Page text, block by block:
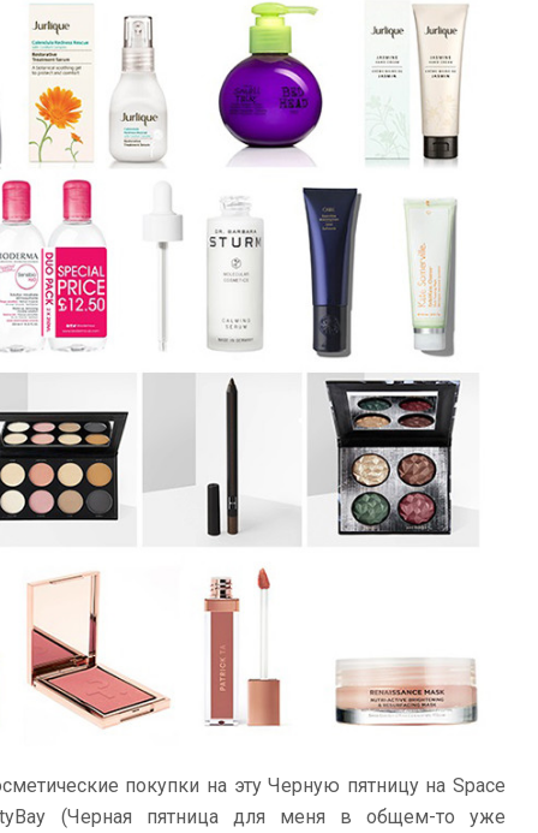
покупки на эту Черную пятницу на Space
(Черная пятница для меня в общем-то уже